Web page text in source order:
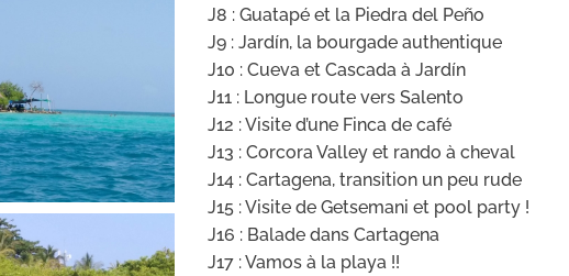
J8 : Guatapé et la Piedra del Peño
J9 : Jardín, la bourgade authentique
J10 : Cueva et Cascada à Jardín
J11 : Longue route vers Salento
J12 : Visite d’une Finca de café
J13 : Corcora Valley et rando à cheval
J14 : Cartagena, transition un peu rude
J15 : Visite de Getsemani et pool party !
J16 : Balade dans Cartagena
J17 : Vamos à la playa !!